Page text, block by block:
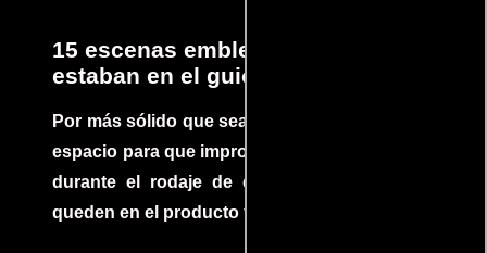
15 escenas emblemáticas que no
estaban en el guion
Por más sólido que sea un guión siempre hay
espacio para que improvisaciones que se dan
durante el rodaje de determinadas escenas
queden en el producto final.